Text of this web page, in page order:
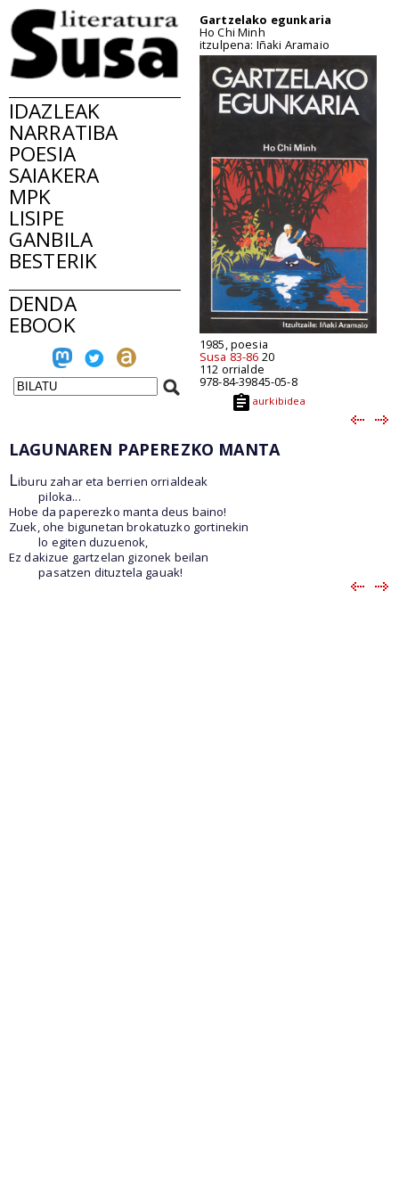
IDAZLEAK
NARRATIBA
POESIA
SAIAKERA
MPK
LISIPE
GANBILA
BESTERIK
DENDA
EBOOK
Gartzelako egunkaria
Ho Chi Minh
itzulpena: Iñaki Aramaio
1985, poesia
Susa 83-86 20
112 orrialde
978-84-39845-05-8
aurkibidea
LAGUNAREN PAPEREZKO MANTA
Liburu zahar eta berrien orrialdeak
piloka...
Hobe da paperezko manta deus baino!
Zuek, ohe bigunetan brokatuzko gortinekin
lo egiten duzuenok,
Ez dakizue gartzelan gizonek beilan
pasatzen dituztela gauak!